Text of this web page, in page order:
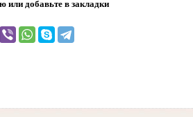
или добавьте в закладки